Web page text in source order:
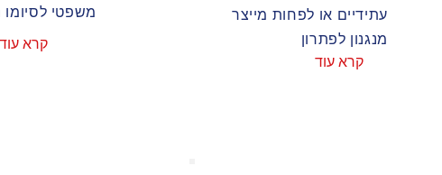
משפטי
קרא עוד
עתידיים או לפחות מייצר
מנגנון לפתרון
קרא עוד